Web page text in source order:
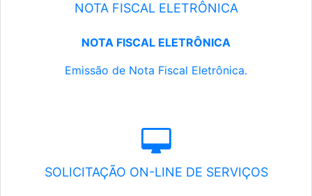
NOTA FISCAL ELETRÔNICA
NOTA FISCAL ELETRÔNICA
Emissão de Nota Fiscal Eletrônica.
SOLICITAÇÃO ON-LINE DE SERVIÇOS